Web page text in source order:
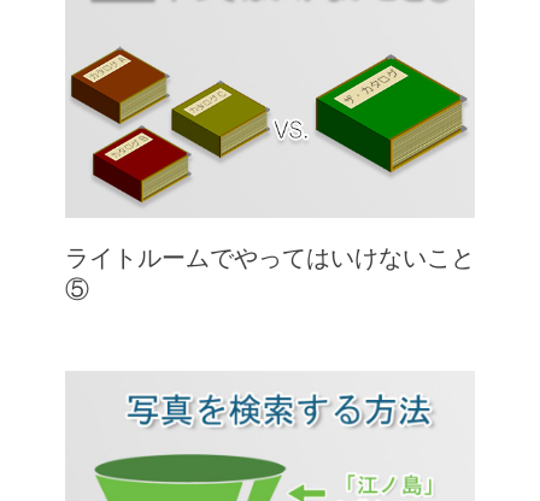
ライトルームでやってはいけないこと
⑤